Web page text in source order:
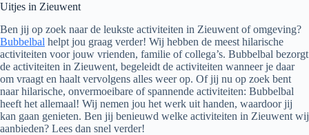
Uitjes in Zieuwent
Ben jij op zoek naar de leukste activiteiten in Zieuwent of omgeving?
Bubbelbal helpt jou graag verder! Wij hebben de meest hilarische
activiteiten voor jouw vrienden, familie of collega’s. Bubbelbal bezorgt
de activiteiten in Zieuwent, begeleidt de activiteiten wanneer je daar
om vraagt en haalt vervolgens alles weer op. Of jij nu op zoek bent
naar hilarische, onvermoeibare of spannende activiteiten: Bubbelbal
heeft het allemaal! Wij nemen jou het werk uit handen, waardoor jij
kan gaan genieten. Ben jij benieuwd welke activiteiten in Zieuwent wij
aanbieden? Lees dan snel verder!